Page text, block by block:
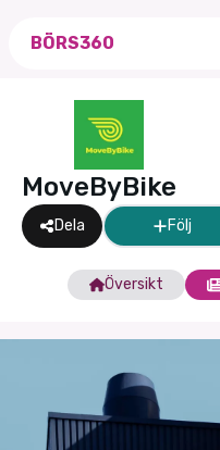
BÖRS360
MoveByBike
Dela Följ
Översikt